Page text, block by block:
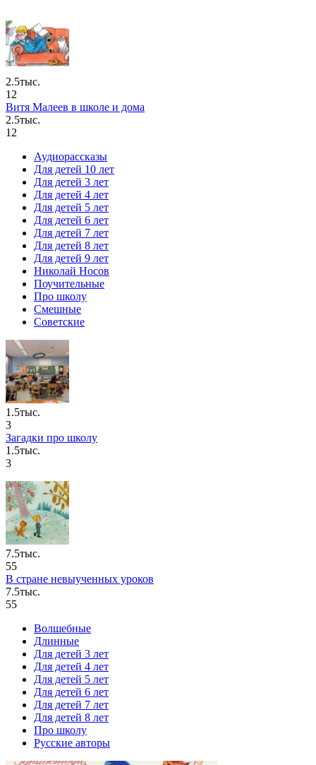
2.5тыс.
12
Витя Малеев в школе и дома
2.5тыс.
12
Аудиорассказы
Для детей 10 лет
Для детей 3 лет
Для детей 4 лет
Для детей 5 лет
Для детей 6 лет
Для детей 7 лет
Для детей 8 лет
Для детей 9 лет
Николай Носов
Поучительные
Про школу
Смешные
Советские
1.5тыс.
3
Загадки про школу
1.5тыс.
3
7.5тыс.
55
В стране невыученных уроков
7.5тыс.
55
Волшебные
Длинные
Для детей 3 лет
Для детей 4 лет
Для детей 5 лет
Для детей 6 лет
Для детей 7 лет
Для детей 8 лет
Про школу
Русские авторы